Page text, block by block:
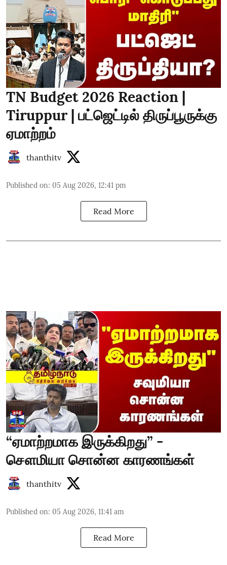
TN Budget 2026 Reaction |
Tiruppur | பட்ஜெட்டில் திருப்பூருக்கு
ஏமாற்றம்
thanthitv
Published on: 05 Aug 2026, 12:41 pm
Read More
“ஏமாற்றமாக இருக்கிறது” -
சௌமியா சொன்ன காரணங்கள்
thanthitv
Published on: 05 Aug 2026, 11:41 am
Read More